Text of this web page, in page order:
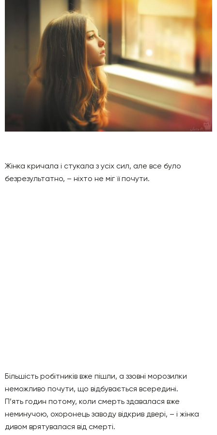
Жінка кричала і стукала з усіх сил, але все було
безрезультатно, – ніхто не міг її почути.
Більшість робітників вже пішли, а ззовні морозилки
неможливо почути, що відбувається всередині.
П’ять годин потому, коли смерть здавалася вже
неминучою, охоронець заводу відкрив двері, – і жінка
дивом врятувалася від смерті.